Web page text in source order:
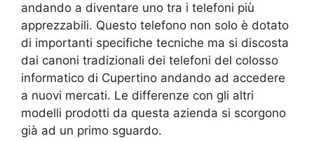
andando a diventare uno tra i telefoni più
apprezzabili. Questo telefono non solo è dotato
di importanti specifiche tecniche ma si discosta
dai canoni tradizionali dei telefoni del colosso
informatico di Cupertino andando ad accedere
a nuovi mercati. Le differenze con gli altri
modelli prodotti da questa azienda si scorgono
già ad un primo sguardo.